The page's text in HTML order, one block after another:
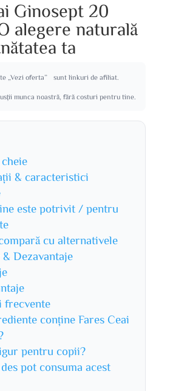
Ginosept 20
alegere naturală
ta
„Vezi oferta” sunt linkuri de afiliat.
munca noastră, fără costuri pentru tine.
& caracteristici
este potrivit / pentru
cu alternativele
& Dezavantaje
frecvente
conține Fares Ceai
pentru copii?
pot consuma acest